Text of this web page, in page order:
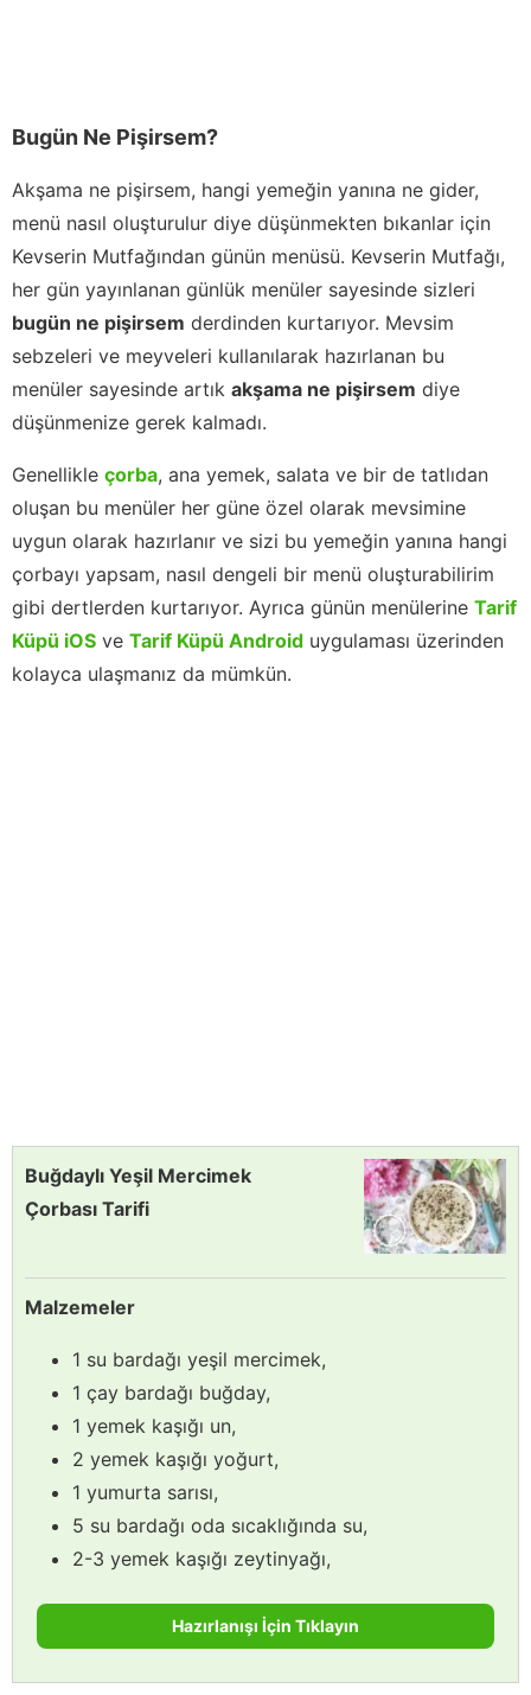
Bugün Ne Pişirsem?
Akşama ne pişirsem, hangi yemeğin yanına ne gider,
menü nasıl oluşturulur diye düşünmekten bıkanlar için
Kevserin Mutfağından günün menüsü. Kevserin Mutfağı,
her gün yayınlanan günlük menüler sayesinde sizleri
bugün ne pişirsem derdinden kurtarıyor. Mevsim
sebzeleri ve meyveleri kullanılarak hazırlanan bu
menüler sayesinde artık akşama ne pişirsem diye
düşünmenize gerek kalmadı.
Genellikle çorba, ana yemek, salata ve bir de tatlıdan
oluşan bu menüler her güne özel olarak mevsimine
uygun olarak hazırlanır ve sizi bu yemeğin yanına hangi
çorbayı yapsam, nasıl dengeli bir menü oluşturabilirim
gibi dertlerden kurtarıyor. Ayrıca günün menülerine Tarif
Küpü iOS ve Tarif Küpü Android uygulaması üzerinden
kolayca ulaşmanız da mümkün.
Buğdaylı Yeşil Mercimek
Çorbası Tarifi
Malzemeler
1 su bardağı yeşil mercimek,
1 çay bardağı buğday,
1 yemek kaşığı un,
2 yemek kaşığı yoğurt,
1 yumurta sarısı,
5 su bardağı oda sıcaklığında su,
2-3 yemek kaşığı zeytinyağı,
Hazırlanışı İçin Tıklayın